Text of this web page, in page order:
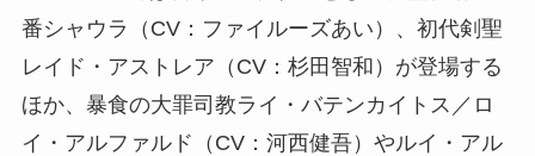
番シャウラ（CV：ファイルーズあい）、初代剣聖
レイド・アストレア（CV：杉田智和）が登場する
ほか、暴食の大罪司教ライ・バテンカイトス／ロ
イ・アルファルド（CV：河西健吾）やルイ・アル